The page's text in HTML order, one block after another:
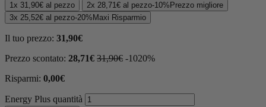
1x 31,90€ al pezzo 2x 28,71€ al pezzo-10% Prezzo migliore
3x 25,52€ al pezzo-20% Maxi Risparmio
Il tuo prezzo: 31,90€
Prezzo scontato: 28,71€ 31,90€ -1020%
Risparmi: 0,00€
Energy Plus quantità